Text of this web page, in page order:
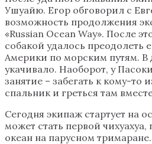
Ушуайю. Егор обговорил с
возможность продолжения
«Russian Ocean Way». После
собакой удалось
Америки по морским путям. В
укачивало. Наоборот, у
занятие – забегать к кому-то
спальник и греться там
Сегодня экипаж стартует на
может стать первой
океан на парусном тримаране.